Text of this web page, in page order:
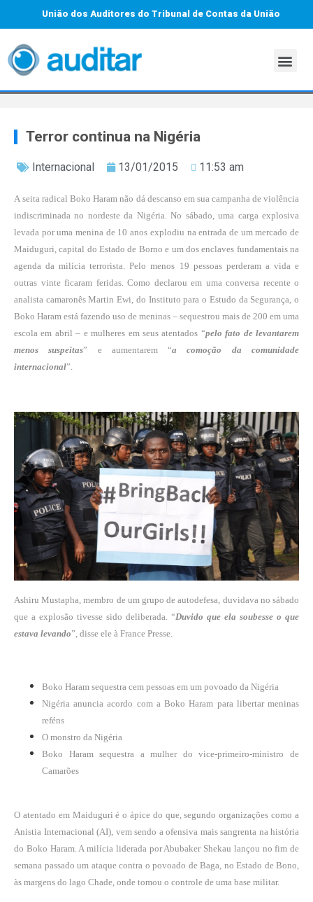
União dos Auditores do Tribunal de Contas da União
Terror continua na Nigéria
Internacional 13/01/2015 11:53 am
Aseita radical Boko Haram não dá descanso em sua campanha deviolência
indiscriminada no nordeste da Nigéria. No sábado, uma carga explosiva
levada por uma menina de 10 anos explodiu na entrada de um mercado de
Maiduguri, capital do Estado de Borno e um dos enclaves fundamentais na
agenda da milícia terrorista. Pelo menos 19 pessoas perderam a vida e
outras vinte ficaram feridas. Como declarou em uma conversa recente o
analista camaronês Martin Ewi, do Instituto para o Estudo da Segurança, o
Boko Haram está fazendo uso de meninas – sequestrou mais de 200 em uma
escola em abril – e mulheres em seus atentados “pelo fato de levantarem
menos suspeitas” e aumentarem “a comoção da comunidade
internacional”.
Ashiru Mustapha, membro de um grupo de autodefesa, duvidava no sábado
que a explosão tivesse sido deliberada. “Duvido que ela soubesse o que
estava levando”, disse ele à France Presse.
Boko Haram sequestra cem pessoas em um povoado da Nigéria
Nigéria anuncia acordo com a Boko Haram para libertar meninas
reféns
O monstro da Nigéria
Boko Haram sequestra a mulher do vice-primeiro-ministro de
Camarões
O atentado em Maiduguri é o ápice do que, segundo organizações como a
Anistia Internacional (AI), vem sendo a ofensiva mais sangrenta na história
do Boko Haram. A milícia liderada por Abubaker Shekau lançou no fim de
semana passado um ataque contra o povoado de Baga, no Estado de Bono,
às margens do lago Chade, onde tomou o controle de uma base militar.